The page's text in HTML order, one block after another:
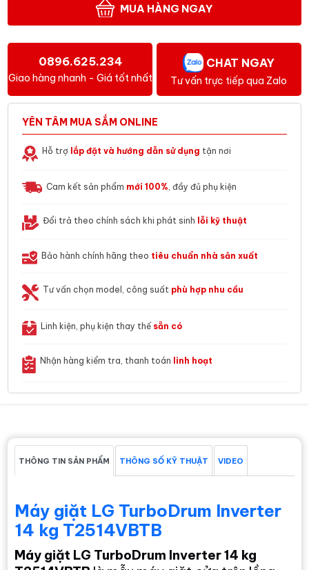
MUA HÀNG NGAY
0896.625.234
Giao hàng nhanh - Giá tốt nhất
CHAT NGAY
Tư vấn trực tiếp qua Zalo
YÊN TÂM MUA SẮM ONLINE
Hỗ trợ lắp đặt và hướng dẫn sử dụng tận nơi
Cam kết sản phẩm mới 100% , đầy đủ phụ kiện
Đổi trả theo chính sách khi phát sinh lỗi kỹ thuật
Bảo hành chính hãng theo tiêu chuẩn nhà sản xuất
Tư vấn chọn model, công suất phù hợp nhu cầu
Linh kiện, phụ kiện thay thế sẵn có
Nhận hàng kiểm tra, thanh toán linh hoạt
THÔNG TIN SẢN PHẨM THÔNG SỐ KỸ THUẬT VIDEO
Máy giặt LG TurboDrum Inverter
14 kg T2514VBTB
Máy giặt LG TurboDrum Inverter 14 kg